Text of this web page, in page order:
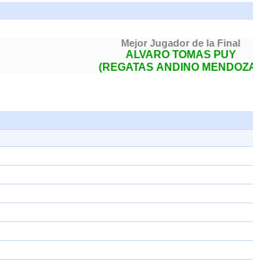
Mejor Jugador de la Final
ALVARO TOMAS PUY
(REGATAS ANDINO